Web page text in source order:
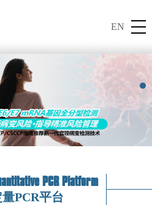
EN
PCR Platform
PCR平台